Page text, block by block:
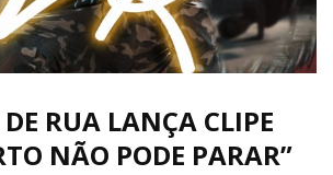
RUA LANÇA CLIPE
NÃO PODE PARAR”